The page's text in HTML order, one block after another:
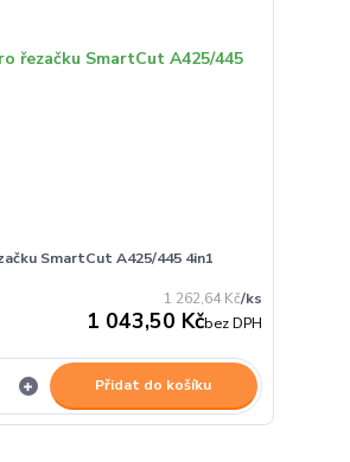
SmartCut A425/445 4in1
1 262,64 Kč/ks
1 043,50 Kčbez DPH
Přidat do košíku